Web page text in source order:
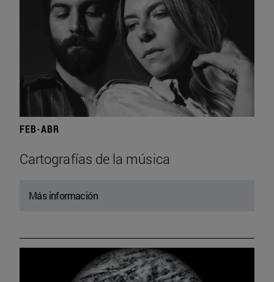
FEB-ABR
Cartografías de la música
Más información